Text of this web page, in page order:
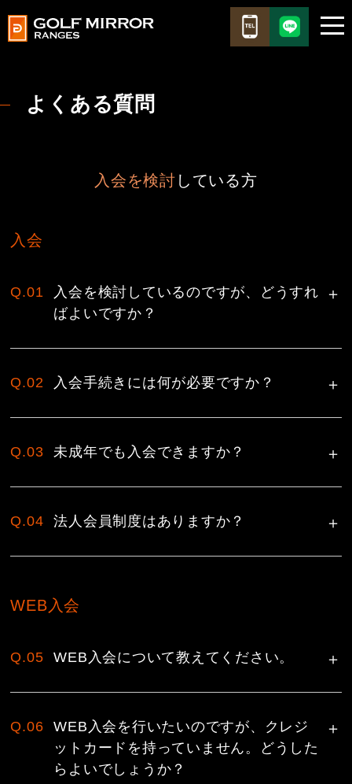
よくある質問
入会を検討 している方
入会
Q.01
入会を検討しているのですが、どうすれ
ばよいですか？
Q.02 入会手続きには何が必要ですか？
Q.03 未成年でも入会できますか？
Q.04 法人会員制度はありますか？
WEB入会
Q.05 WEB入会について教えてください。
Q.06
WEB入会を行いたいのですが、クレジ
ットカードを持っていません。どうした
らよいでしょうか？